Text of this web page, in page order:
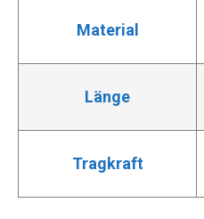
Material
Länge
Tragkraft